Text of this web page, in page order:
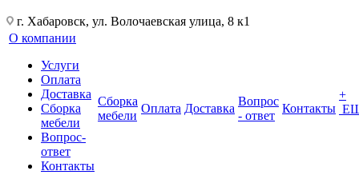
г. Хабаровск, ул. Волочаевская улица, 8 к1
О компании
Услуги
Оплата
Доставка
Сборка
мебели
Вопрос-
ответ
Контакты
Сборка
мебели
Оплата Доставка
Вопрос
- ответ
Контакты
+